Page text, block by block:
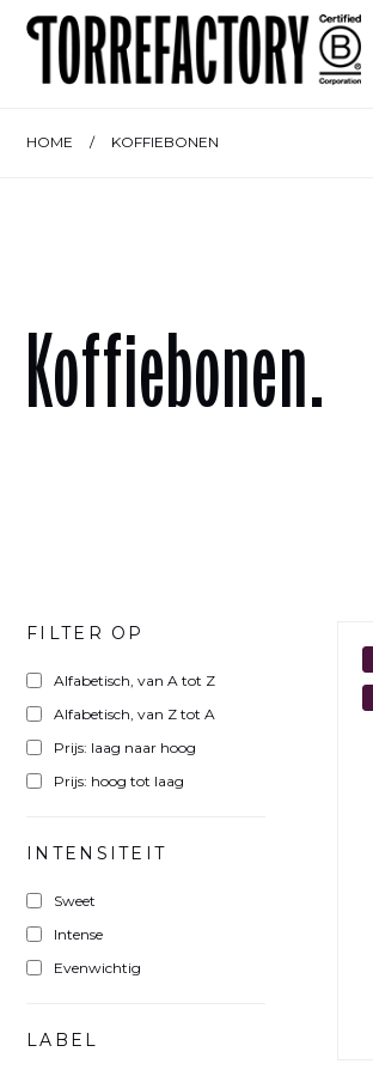
Ga naar de inhoud
HOME / KOFFIEBONEN
Koffiebonen.
FILTER OP
Alfabetisch, van A tot Z
Alfabetisch, van Z tot A
Prijs: laag naar hoog
Prijs: hoog tot laag
INTENSITEIT
Sweet
Intense
Evenwichtig
LABEL